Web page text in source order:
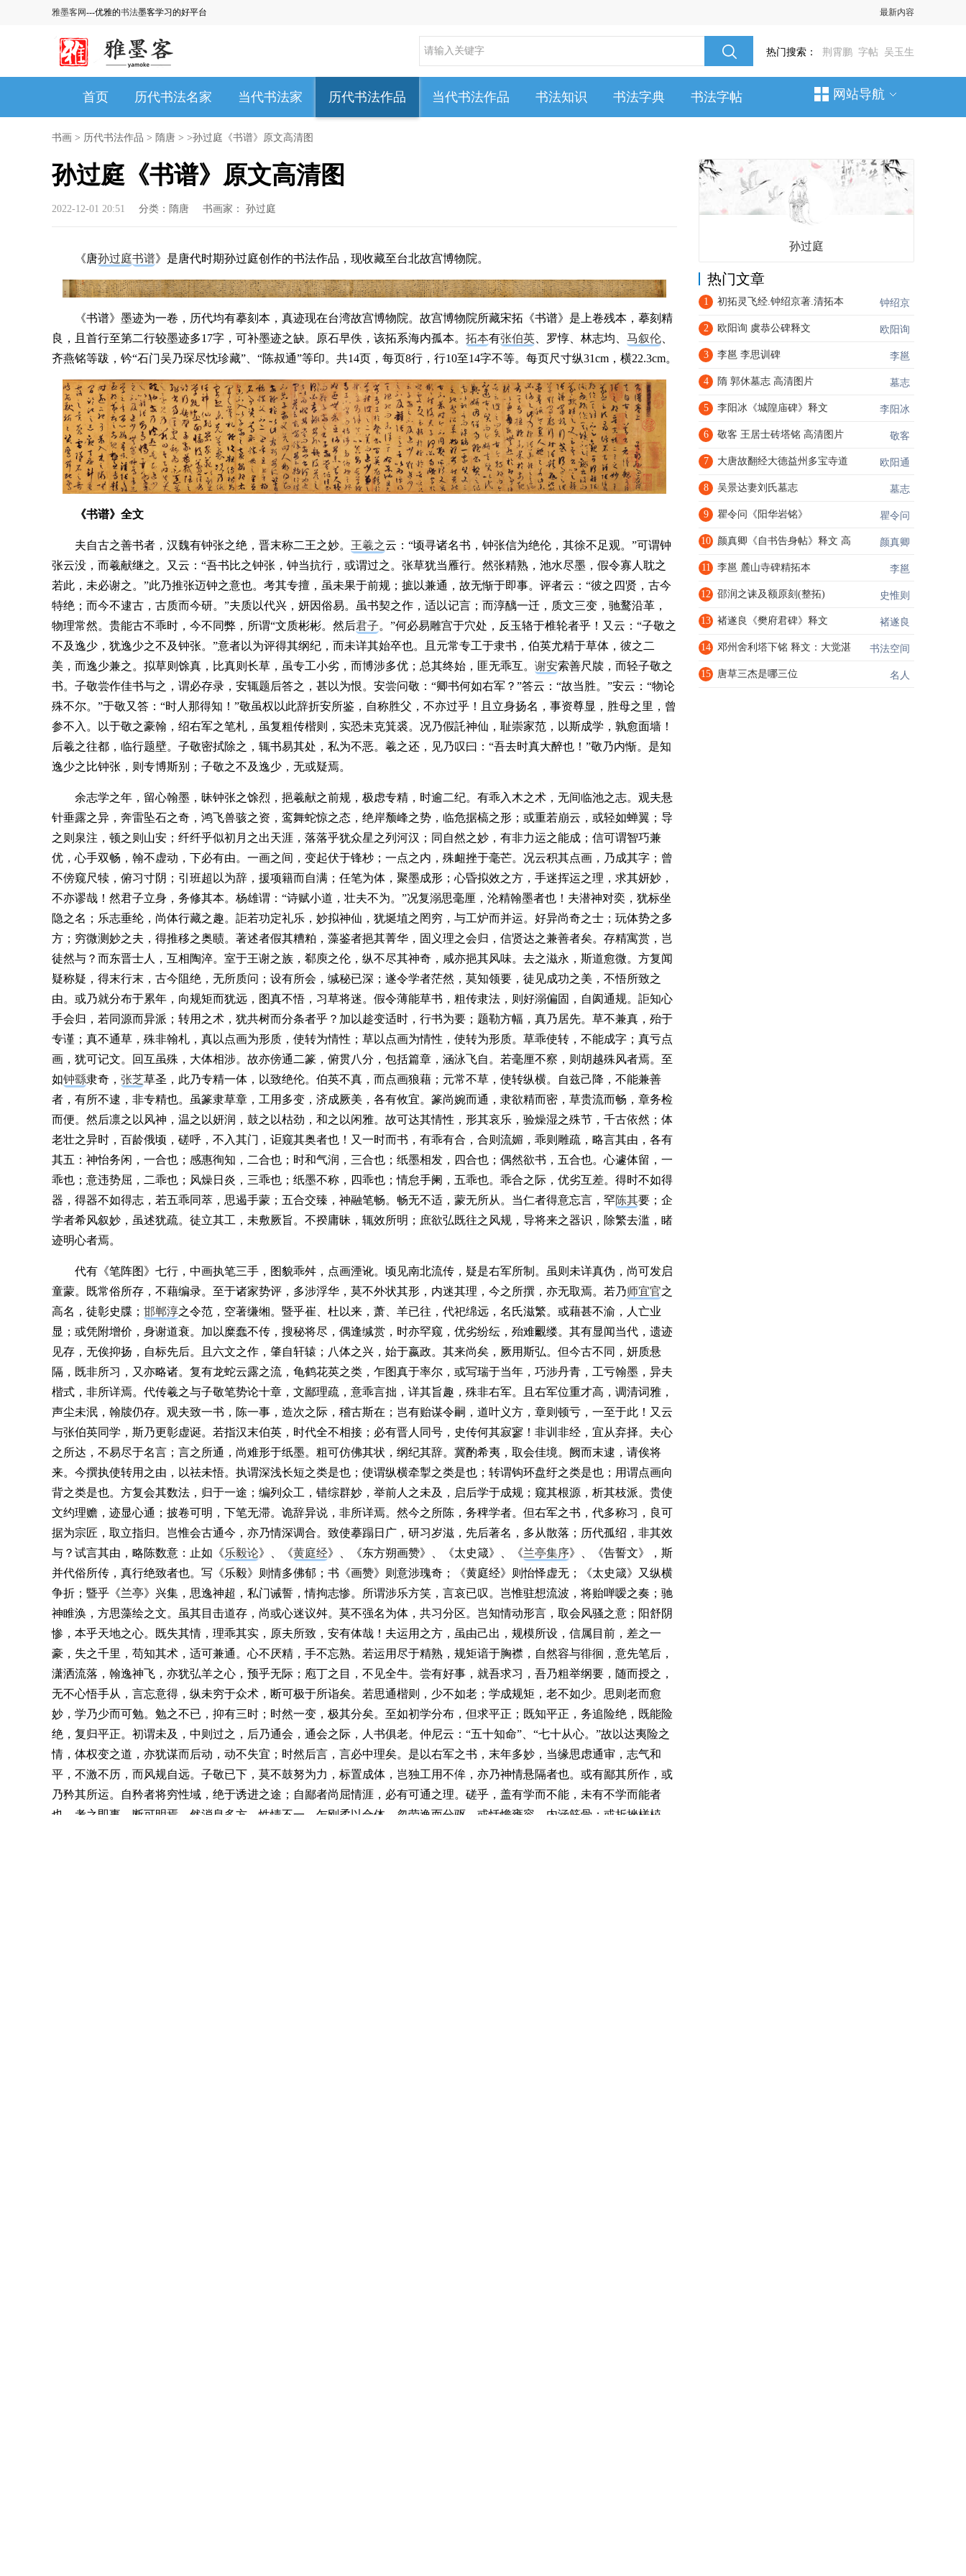
雅墨客网---优雅的书法墨客学习的好平台 最新内容
热门搜索： 荆霄鹏 字帖 吴玉生
首页 历代书法名家 当代书法家 历代书法作品 当代书法作品 书法知识 书法字典 书法字帖 网站导航
书画 > 历代书法作品 > 隋唐 > >孙过庭《书谱》原文高清图
孙过庭《书谱》原文高清图
2022-12-01 20:51 分类： 隋唐 书画家： 孙过庭
《唐孙过庭书谱》是唐代时期孙过庭创作的书法作品，现收藏至台北故宫博物院。
《书谱》墨迹为一卷，历代均有摹刻本，真迹现在台湾故宫博物院。故宫博物院所藏宋拓《书谱》是上卷残本，摹刻精
良，且首行至第二行较墨迹多17字，可补墨迹之缺。原石早佚，该拓系海内孤本。 拓本有张伯英 、罗惇、林志均、 马叙伦
齐燕铭等跋，钤“石门吴乃琛尽忱珍藏”、“陈叔通”等印。共14页，每页8行，行10至14字不等。每页尺寸纵31cm，横22.3cm。
《书谱》全文
夫自古之善书者，汉魏有钟张之绝，晋末称二王之妙。 王羲之云：“顷寻诸名书，钟张信为绝伦，其徐不足观。”可谓钟
张云没，而羲献继之。又云：“吾书比之钟张，钟当抗行，或谓过之。张草犹当雁行。然张精熟，池水尽墨，假令寡人耽之
若此，未必谢之。”此乃推张迈钟之意也。考其专擅，虽未果于前规；摭以兼通，故无惭于即事。评者云：“彼之四贤，古今
特绝；而今不逮古，古质而今研。”夫质以代兴，妍因俗易。虽书契之作，适以记言；而淳醨一迁，质文三变，驰鹜沿革，
物理常然。贵能古不乖时，今不同弊，所谓“文质彬彬。然后君子。”何必易雕宫于穴处，反玉辂于椎轮者乎！又云：“子敬之
不及逸少，犹逸少之不及钟张。”意者以为评得其纲纪，而未详其始卒也。且元常专工于隶书，伯英尤精于草体，彼之二
美，而逸少兼之。拟草则馀真，比真则长草，虽专工小劣，而博涉多优；总其终始，匪无乖互。 谢安索善尺牍，而轻子敬之
书。子敬尝作佳书与之，谓必存录，安辄题后答之，甚以为恨。安尝问敬：“卿书何如右军？”答云：“故当胜。”安云：“物论
殊不尔。”于敬又答：“时人那得知！”敬虽权以此辞折安所鉴，自称胜父，不亦过乎！且立身扬名，事资尊显，胜母之里，曾
参不入。以于敬之豪翰，绍右军之笔札，虽复粗传楷则，实恐未克箕裘。况乃假託神仙，耻崇家范，以斯成学，孰愈面墙！
后羲之往都，临行题壁。子敬密拭除之，辄书易其处，私为不恶。羲之还，见乃叹曰：“吾去时真大醉也！”敬乃内惭。是知
逸少之比钟张，则专博斯别；子敬之不及逸少，无或疑焉。
余志学之年，留心翰墨，昧钟张之馀烈，挹羲献之前规，极虑专精，时逾二纪。有乖入木之术，无间临池之志。观夫悬
针垂露之异，奔雷坠石之奇，鸿飞兽骇之资，鸾舞蛇惊之态，绝岸颓峰之势，临危据槁之形；或重若崩云，或轻如蝉翼；导
之则泉注，顿之则山安；纤纤乎似初月之出天涯，落落乎犹众星之列河汉；同自然之妙，有非力运之能成；信可谓智巧兼
优，心手双畅，翰不虚动，下必有由。一画之间，变起伏于锋杪；一点之内，殊衄挫于毫芒。况云积其点画，乃成其字；曾
不傍窥尺犊，俯习寸阴；引班超以为辞，援项籍而自满；任笔为体，聚墨成形；心昏拟效之方，手迷挥运之理，求其妍妙，
不亦谬哉！然君子立身，务修其本。杨雄谓：“诗赋小道，壮夫不为。”况复溺思毫厘，沦精翰墨者也！夫潜神对奕，犹标坐
隐之名；乐志垂纶，尚体行藏之趣。詎若功定礼乐，妙拟神仙，犹埏埴之罔穷，与工炉而并运。好异尚奇之士；玩体势之多
方；穷微测妙之夫，得推移之奥赜。著述者假其糟粕，藻鉴者挹其菁华，固义理之会归，信贤达之兼善者矣。存精寓赏，岂
徒然与？而东晋士人，互相陶淬。室于王谢之族，郗庾之伦，纵不尽其神奇，咸亦挹其风味。去之滋永，斯道愈微。方复闻
疑称疑，得末行末，古今阻绝，无所质问；设有所会，缄秘已深；遂令学者茫然，莫知领要，徒见成功之美，不悟所致之
由。或乃就分布于累年，向规矩而犹远，图真不悟，习草将迷。假令薄能草书，粗传隶法，则好溺偏固，自阂通规。詎知心
手会归，若同源而异派；转用之术，犹共树而分条者乎？加以趁变适时，行书为要；题勒方幅，真乃居先。草不兼真，殆于
专谨；真不通草，殊非翰札，真以点画为形质，使转为情性；草以点画为情性，使转为形质。草乖使转，不能成字；真亏点
画，犹可记文。回互虽殊，大体相涉。故亦傍通二篆，俯贯八分，包括篇章，涵泳飞自。若毫厘不察，则胡越殊风者焉。至
如钟繇隶奇， 张芝草圣，此乃专精一体，以致绝伦。伯英不真，而点画狼藉；元常不草，使转纵横。自兹己降，不能兼善
者，有所不逮，非专精也。虽篆隶草章，工用多变，济成厥美，各有攸宜。篆尚婉而通，隶欲精而密，草贵流而畅，章务检
而便。然后凛之以风神，温之以妍润，鼓之以枯劲，和之以闲雅。故可达其情性，形其哀乐，验燥湿之殊节，千古依然；体
老壮之异时，百龄俄顷，磋呼，不入其门，讵窥其奥者也！又一时而书，有乖有合，合则流媚，乖则雕疏，略言其由，各有
其五：神怡务闲，一合也；感惠徇知，二合也；时和气润，三合也；纸墨相发，四合也；偶然欲书，五合也。心遽体留，一
乖也；意违势屈，二乖也；风燥日炎，三乖也；纸墨不称，四乖也；情怠手阑，五乖也。乖合之际，优劣互差。得时不如得
器，得器不如得志，若五乖同萃，思遏手蒙；五合交臻，神融笔畅。畅无不适，蒙无所从。当仁者得意忘言，罕陈其要；企
学者希风叙妙，虽述犹疏。徒立其工，未敷厥旨。不揆庸昧，辄效所明；庶欲弘既往之风规，导将来之器识，除繁去滥，睹
迹明心者焉。
代有《笔阵图》七行，中画执笔三手，图貌乖舛，点画湮讹。顷见南北流传，疑是右军所制。虽则未详真伪，尚可发启
童蒙。既常俗所存，不藉编录。至于诸家势评，多涉浮华，莫不外状其形，内迷其理，今之所撰，亦无取焉。若乃师宜官之
高名，徒彰史牒； 邯郸淳之令范，空著缣缃。暨乎崔、杜以来，萧、羊已往，代祀绵远，名氏滋繁。或藉甚不渝，人亡业
显；或凭附增价，身谢道衰。加以糜蠢不传，搜秘将尽，偶逢缄赏，时亦罕窥，优劣纷纭，殆难覼缕。其有显闻当代，遗迹
见存，无俟抑扬，自标先后。且六文之作，肇自轩辕；八体之兴，始于嬴政。其来尚矣，厥用斯弘。但今古不同，妍质悬
隔，既非所习，又亦略诸。复有龙蛇云露之流，龟鹤花英之类，乍图真于率尔，或写瑞于当年，巧涉丹青，工亏翰墨，异夫
楷式，非所详焉。代传羲之与子敬笔势论十章，文鄙理疏，意乖言拙，详其旨趣，殊非右军。且右军位重才高，调清词雅，
声尘未泯，翰牍仍存。观夫致一书，陈一事，造次之际，稽古斯在；岂有贻谋令嗣，道叶义方，章则顿亏，一至于此！又云
与张伯英同学，斯乃更彰虚诞。若指汉末伯英，时代全不相接；必有晋人同号，史传何其寂寥！非训非经，宜从弃择。夫心
之所达，不易尽于名言；言之所通，尚难形于纸墨。粗可仿佛其状，纲纪其辞。冀酌希夷，取会佳境。阙而末逮，请俟将
来。今撰执使转用之由，以祛未悟。执谓深浅长短之类是也；使谓纵横牵掣之类是也；转谓钩环盘纡之类是也；用谓点画向
背之类是也。方复会其数法，归于一途；编列众工，错综群妙，举前人之未及，启后学于成规；窥其根源，析其枝派。贵使
文约理赡，迹显心通；披卷可明，下笔无滞。诡辞异说，非所详焉。然今之所陈，务稗学者。但右军之书，代多称习，良可
据为宗匠，取立指归。岂惟会古通今，亦乃情深调合。致使摹蹋日广，研习岁滋，先后著名，多从散落；历代孤绍，非其效
与？试言其由，略陈数意：止如《乐毅论》、《黄庭经》、《东方朔画赞》、《太史箴》、《兰亭集序》、《告誓文》，斯
并代俗所传，真行绝致者也。写《乐毅》则情多佛郁；书《画赞》则意涉瑰奇；《黄庭经》则怡怿虚无；《太史箴》又纵横
争折；暨乎《兰亭》兴集，思逸神超，私门诫誓，情拘志惨。所谓涉乐方笑，言哀已叹。岂惟驻想流波，将贻啴嗳之奏；驰
神睢涣，方思藻绘之文。虽其目击道存，尚或心迷议舛。莫不强名为体，共习分区。岂知情动形言，取会风骚之意；阳舒阴
惨，本乎天地之心。既失其情，理乖其实，原夫所致，安有体哉！夫运用之方，虽由己出，规模所设，信属目前，差之一
豪，失之千里，苟知其术，适可兼通。心不厌精，手不忘熟。若运用尽于精熟，规矩谙于胸襟，自然容与徘徊，意先笔后，
潇洒流落，翰逸神飞，亦犹弘羊之心，预乎无际；庖丁之目，不见全牛。尝有好事，就吾求习，吾乃粗举纲要，随而授之，
无不心悟手从，言忘意得，纵未穷于众术，断可极于所诣矣。若思通楷则，少不如老；学成规矩，老不如少。思则老而愈
妙，学乃少而可勉。勉之不已，抑有三时；时然一变，极其分矣。至如初学分布，但求平正；既知平正，务追险绝，既能险
绝，复归平正。初谓未及，中则过之，后乃通会，通会之际，人书俱老。仲尼云：“五十知命”、“七十从心。”故以达夷险之
情，体权变之道，亦犹谋而后动，动不失宜；时然后言，言必中理矣。是以右军之书，末年多妙，当缘思虑通审，志气和
平，不激不历，而风规自远。子敬已下，莫不鼓努为力，标置成体，岂独工用不侔，亦乃神情悬隔者也。或有鄙其所作，或
乃矜其所运。自矜者将穷性域，绝于诱进之途；自鄙者尚屈情涯，必有可通之理。磋乎，盖有学而不能，未有不学而能者
也。考之即事，断可明焉。然消息多方，性情不一，乍刚柔以合体，忽劳逸而分驱。或恬憺雍容，内涵筋骨；或折挫槎枿，
孙过庭
热门文章
钟绍京
1 初拓灵飞经.钟绍京著.清拓本
欧阳询
2 欧阳询 虞恭公碑释文
李邕
3 李邕 李思训碑
墓志
4 隋 郭休墓志 高清图片
李阳冰
5 李阳冰《城隍庙碑》释文
敬客
6 敬客 王居士砖塔铭 高清图片
欧阳通
7 大唐故翻经大德益州多宝寺道
墓志
8 吴景达妻刘氏墓志
瞿令问
9 瞿令问《阳华岩铭》
颜真卿
10 颜真卿《自书告身帖》释文 高
李邕
11 李邕 麓山寺碑精拓本
史惟则
12 邵润之诔及额原刻(整拓)
褚遂良
13 褚遂良《樊府君碑》释文
书法空间
14 邓州舍利塔下铭 释文：大觉湛
名人
15 唐草三杰是哪三位